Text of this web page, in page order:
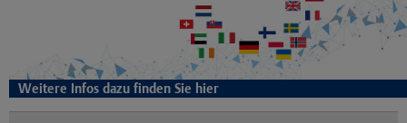
Weitere Infos dazu finden Sie hier